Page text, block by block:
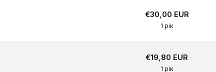
€30,00 EUR
1 рік
€19,80 EUR
1 рік